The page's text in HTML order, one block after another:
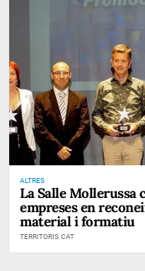
ALTRES
La Salle Mollerussa
empreses en
material i formatiu
TERRITORIS.CAT